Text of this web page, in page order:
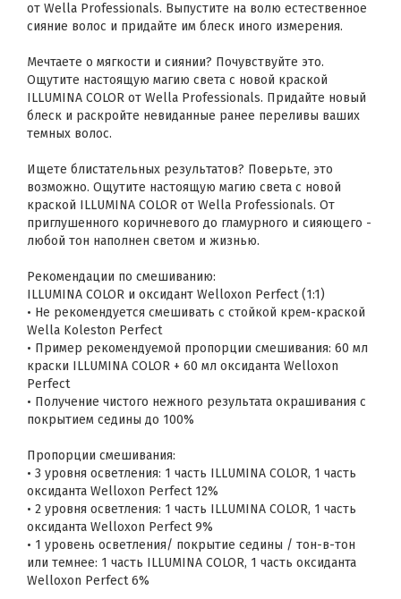
от Wella Professionals. Выпустите на волю естественное
сияние волос и придайте им блеск иного измерения.
Мечтаете о мягкости и сиянии? Почувствуйте это.
Ощутите настоящую магию света с новой краской
ILLUMINA COLOR от Wella Professionals. Придайте новый
блеск и раскройте невиданные ранее переливы ваших
темных волос.
Ищете блистательных результатов? Поверьте, это
возможно. Ощутите настоящую магию света с новой
краской ILLUMINA COLOR от Wella Professionals. От
приглушенного коричневого до гламурного и сияющего -
любой тон наполнен светом и жизнью.
Рекомендации по смешиванию:
ILLUMINA COLOR и оксидант Welloxon Perfect (1:1)
• Не рекомендуется смешивать с стойкой крем-краской
Wella Koleston Perfect
• Пример рекомендуемой пропорции смешивания: 60 мл
краски ILLUMINA COLOR + 60 мл оксиданта Welloxon
Perfect
• Получение чистого нежного результата окрашивания с
покрытием седины до 100%
Пропорции смешивания:
• 3 уровня осветления: 1 часть ILLUMINA COLOR, 1 часть
оксиданта Welloxon Perfect 12%
• 2 уровня осветления: 1 часть ILLUMINA COLOR, 1 часть
оксиданта Welloxon Perfect 9%
• 1 уровень осветления/ покрытие седины / тон-в-тон
или темнее: 1 часть ILLUMINA COLOR, 1 часть оксиданта
Welloxon Perfect 6%